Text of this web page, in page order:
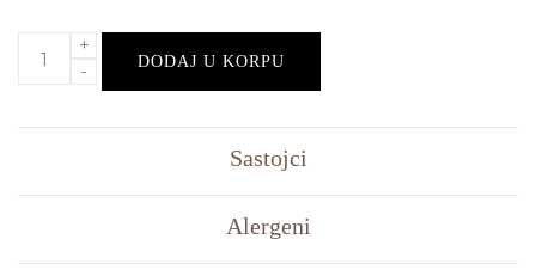
DODAJ U KORPU
Sastojci
Alergeni